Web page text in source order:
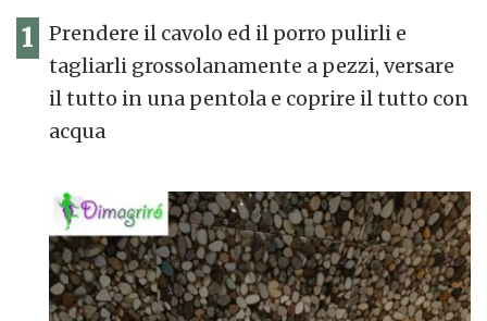
1
Prendere il cavolo ed il porro pulirli e
tagliarli grossolanamente a pezzi, versare
il tutto in una pentola e coprire il tutto con
acqua